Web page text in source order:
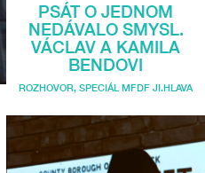
PSÁT O JEDNOM
NEDÁVALO SMYSL.
VÁCLAV A KAMILA
BENDOVI
ROZHOVOR, SPECIÁL MFDF JI.HLAVA